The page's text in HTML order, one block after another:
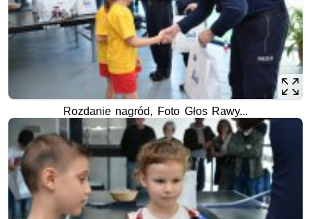
Rozdanie nagród, Foto Głos Rawy...